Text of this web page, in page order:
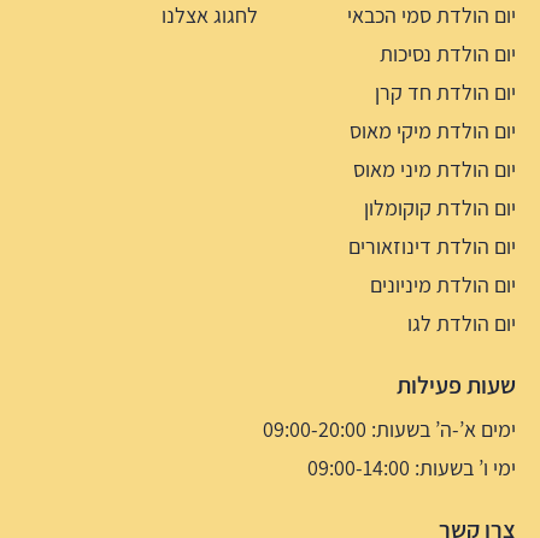
יום הולדת סמי הכבאי
יום הולדת נסיכות
יום הולדת חד קרן
יום הולדת מיקי מאוס
יום הולדת מיני מאוס
יום הולדת קוקומלון
יום הולדת דינוזאורים
יום הולדת מיניונים
יום הולדת לגו
לחגוג אצלנו
שעות פעילות
ימים א’-ה’ בשעות: 09:00-20:00
ימי ו’ בשעות: 09:00-14:00
צרו קשר